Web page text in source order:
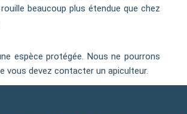
beaucoup plus étendue que chez
espèce protégée. Nous ne pourrons
vous devez contacter un apiculteur.